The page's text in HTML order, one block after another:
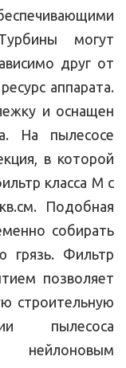
могут
друг от
аппарата.
и оснащен
На пылесосе
в которой
класса М с
Подобная
собирать
грязь. Фильтр
позволяет
строительную
пылесоса